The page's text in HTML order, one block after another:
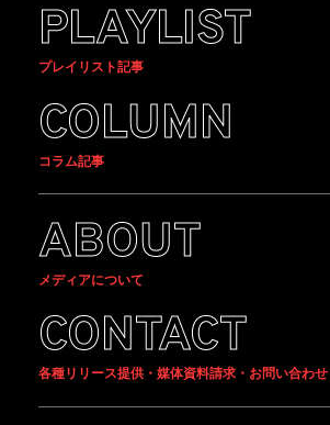
PLAYLIST
プレイリスト記事
COLUMN
コラム記事
ABOUT
メディアについて
CONTACT
各種リリース提供・媒体資料請求・お問い合わせ